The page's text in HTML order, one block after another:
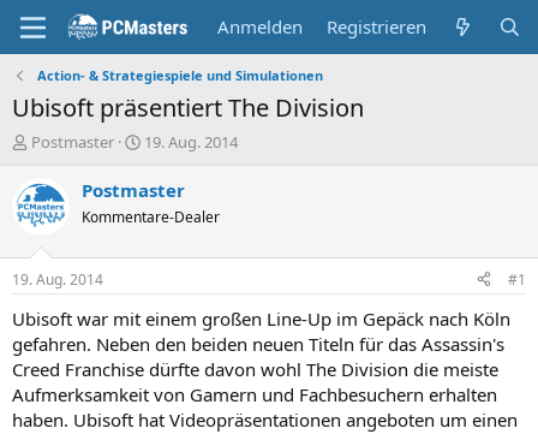
Anmelden Registrieren
Action- & Strategiespiele und Simulationen
Ubisoft präsentiert The Division
E
s
t
e
e
r
Postmaster
E
s
e
t
a
19. Aug. 2014
Postmaster
Kommentare-Dealer
19. Aug. 2014 #1
Ubisoft war mit einem großen Line-Up im Gepäck nach Köln
gefahren. Neben den beiden neuen Titeln für das Assassin's
Creed Franchise dürfte davon wohl The Division die meiste
Aufmerksamkeit von Gamern und Fachbesuchern erhalten
haben. Ubisoft hat Videopräsentationen angeboten um einen